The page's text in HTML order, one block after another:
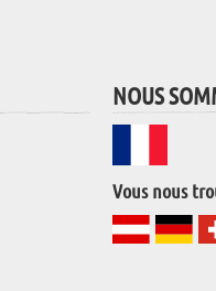
NOUS
Vous nous